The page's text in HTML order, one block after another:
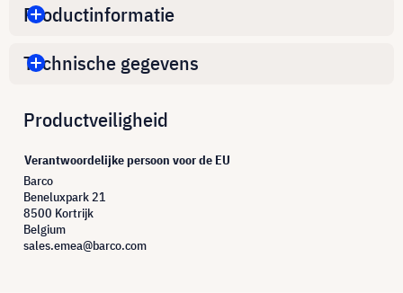
Productinformatie
Technische gegevens
Productveiligheid
Verantwoordelijke persoon voor de EU
Barco
Beneluxpark 21
8500 Kortrijk
Belgium
sales.emea@barco.com